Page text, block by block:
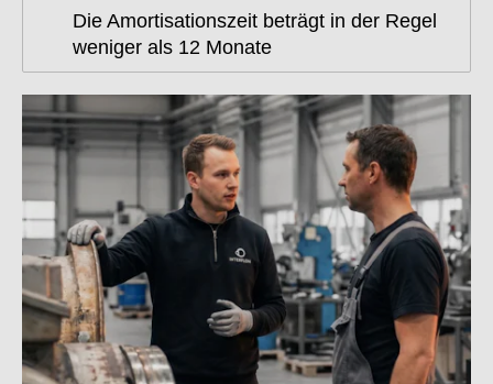
Die Amortisationszeit beträgt in der Regel
weniger als 12 Monate